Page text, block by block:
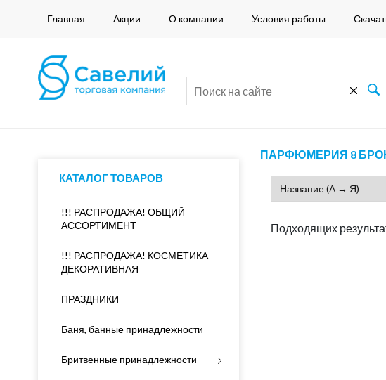
Главная Акции О компании Условия работы
КАТАЛОГ ТОВАРОВ
!!! РАСПРОДАЖА! ОБЩИЙ
АССОРТИМЕНТ
!!! РАСПРОДАЖА! КОСМЕТИКА
ДЕКОРАТИВНАЯ
ПРАЗДНИКИ
Баня, банные принадлежности
Бритвенные принадлежности
ПАРФЮМЕРИЯ 8
Подходящих